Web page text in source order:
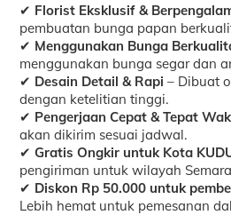
✔ Florist Eksklusif &
pembuatan bunga papan
✔ Menggunakan Bunga
menggunakan bunga segar dan
✔ Desain Detail & Rapi – Dibuat
dengan ketelitian tinggi.
✔ Pengerjaan Cepat & Tepat
akan dikirim sesuai jadwal.
✔Gratis Ongkir untuk Kota
pengiriman untuk wilayah
✔ Diskon Rp 50.000 untuk
Lebih hemat untuk pemesanan